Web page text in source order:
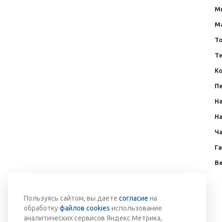
Вернуться к списку
Пользуясь сайтом, вы даете согласие на
обработкуфайлов cookies использование
аналитических сервисов Яндекс Метрика,